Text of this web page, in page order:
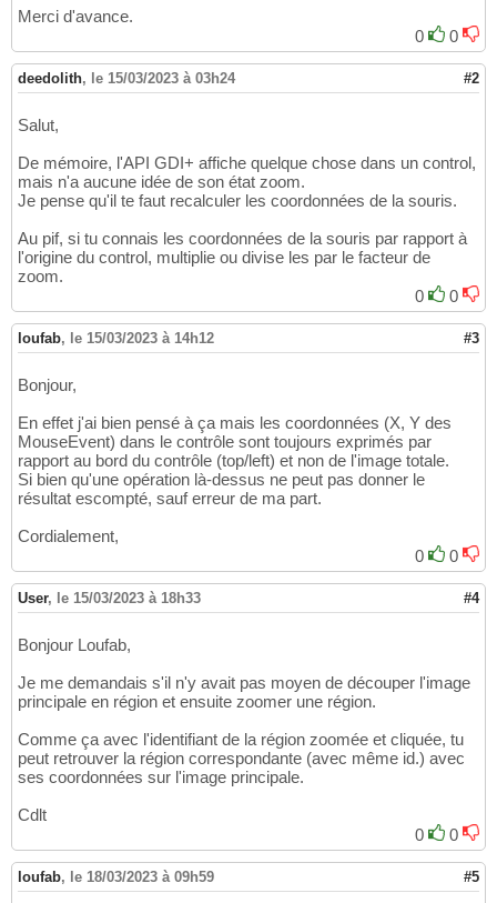
Merci d'avance.
0
0
deedolith, le 15/03/2023 à 03h24 #2
Salut,
De mémoire, l'API GDI+ affiche quelque chose dans un control,
mais n'a aucune idée de son état zoom.
Je pense qu'il te faut recalculer les coordonnées de la souris.
Au pif, si tu connais les coordonnées de la souris par rapport à
l'origine du control, multiplie ou divise les par le facteur de
zoom.
0
0
loufab, le 15/03/2023 à 14h12 #3
Bonjour,
En effet j'ai bien pensé à ça mais les coordonnées (X, Y des
MouseEvent) dans le contrôle sont toujours exprimés par
rapport au bord du contrôle (top/left) et non de l'image totale.
Si bien qu'une opération là-dessus ne peut pas donner le
résultat escompté, sauf erreur de ma part.
Cordialement,
0
0
User, le 15/03/2023 à 18h33 #4
Bonjour Loufab,
Je me demandais s'il n'y avait pas moyen de découper l'image
principale en région et ensuite zoomer une région.
Comme ça avec l'identifiant de la région zoomée et cliquée, tu
peut retrouver la région correspondante (avec même id.) avec
ses coordonnées sur l'image principale.
Cdlt
0
0
loufab, le 18/03/2023 à 09h59 #5